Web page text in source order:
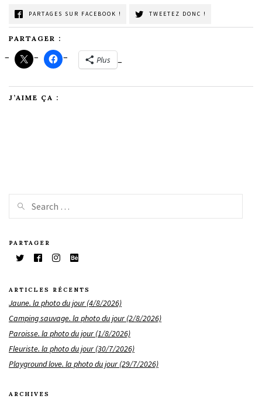
PARTAGES SUR FACEBOOK ! TWEETEZ DONC !
PARTAGER :
Plus
J’AIME ÇA :
PARTAGER
ARTICLES RÉCENTS
Jaune. la photo du jour (4/8/2026)
Camping sauvage. la photo du jour (2/8/2026)
Paroisse. la photo du jour (1/8/2026)
Fleuriste. la photo du jour (30/7/2026)
Playground love. la photo du jour (29/7/2026)
ARCHIVES